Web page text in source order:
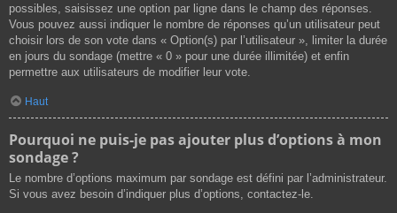
possibles, saisissez une option par ligne dans le champ des réponses.
Vous pouvez aussi indiquer le nombre de réponses qu’un utilisateur peut
choisir lors de son vote dans « Option(s) par l’utilisateur », limiter la durée
en jours du sondage (mettre « 0 » pour une durée illimitée) et enfin
permettre aux utilisateurs de modifier leur vote.
Haut
Pourquoi ne puis-je pas ajouter plus d’options à mon
sondage ?
Le nombre d’options maximum par sondage est défini par l’administrateur.
Si vous avez besoin d’indiquer plus d’options, contactez-le.